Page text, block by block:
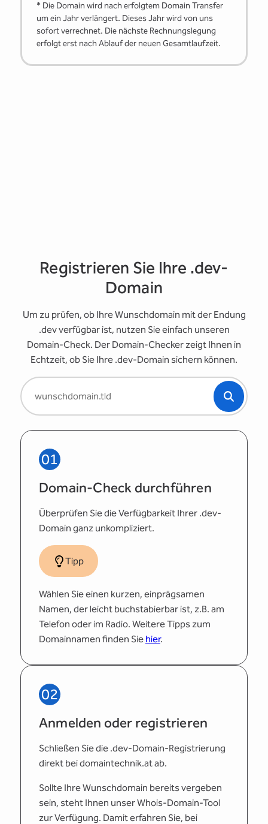
* Die Domain wird nach erfolgtem Domain Transfer
um ein Jahr verlängert. Dieses Jahr wird von uns
sofort verrechnet. Die nächste Rechnungslegung
erfolgt erst nach Ablauf der neuen Gesamtlaufzeit.
Registrieren Sie Ihre .dev-
Domain
Um zu prüfen, ob Ihre Wunschdomain mit der Endung
.dev verfügbar ist, nutzen Sie einfach unseren
Domain-Check. Der Domain-Checker zeigt Ihnen in
Echtzeit, ob Sie Ihre .dev-Domain sichern können.
01
Domain-Check durchführen
Überprüfen Sie die Verfügbarkeit Ihrer .dev-
Domain ganz unkompliziert.
Tipp
Wählen Sie einen kurzen, einprägsamen
Namen, der leicht buchstabierbar ist, z.B. am
Telefon oder im Radio. Weitere Tipps zum
Domainnamen finden Sie hier.
02
Anmelden oder registrieren
Schließen Sie die .dev-Domain-Registrierung
direkt bei domaintechnik.at ab.
Sollte Ihre Wunschdomain bereits vergeben
sein, steht Ihnen unser Whois-Domain-Tool
zur Verfügung. Damit erfahren Sie, bei